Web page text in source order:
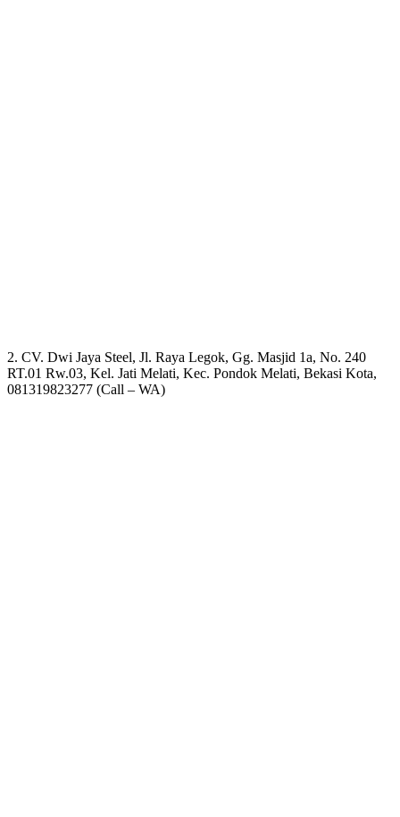
2. CV. Dwi Jaya Steel, Jl. Raya Legok, Gg. Masjid 1a, No. 240
RT.01 Rw.03, Kel. Jati Melati, Kec. Pondok Melati, Bekasi Kota,
081319823277 (Call – WA)